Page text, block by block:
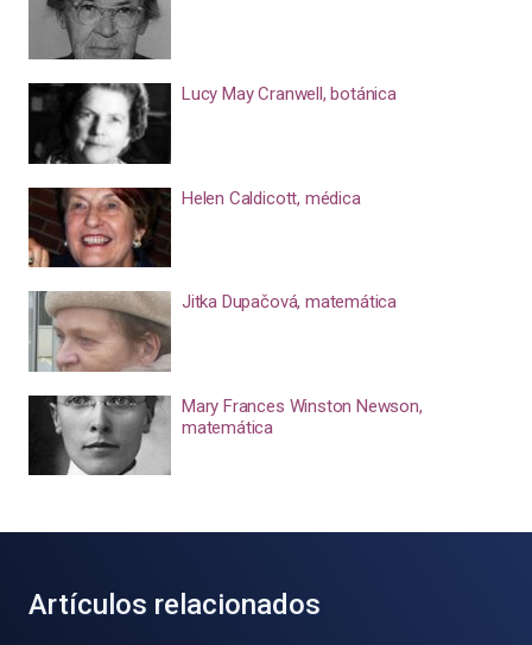
Lucy May Cranwell, botánica
Helen Caldicott, médica
Jitka Dupačová, matemática
Mary Frances Winston Newson,
matemática
Artículos relacionados